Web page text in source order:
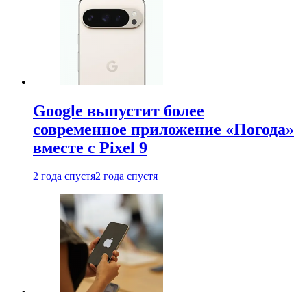
Google выпустит более
современное приложение «Погода»
вместе с Pixel 9
2 года спустя2 года спустя